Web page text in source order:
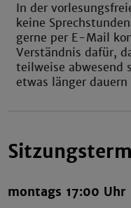
In der
keine
gerne per E-Mail
Verständnis dafür,
teilweise abwesend
etwas länger dauern
montags 17:00 Uhr